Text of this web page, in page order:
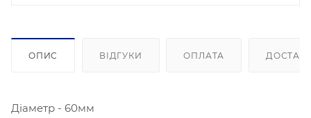
ОПИС ВІДГУКИ ОПЛАТА
Діаметр - 60мм